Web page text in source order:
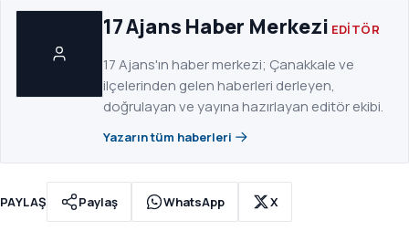
17 Ajans Haber Merkezi EDITÖR
17 Ajans'ın haber merkezi; Çanakkale ve
ilçelerinden gelen haberleri derleyen,
doğrulayan ve yayına hazırlayan editör ekibi.
Yazarın tüm haberleri
PAYLAŞ Paylaş WhatsApp X